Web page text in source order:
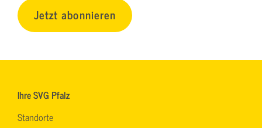
Jetzt abonnieren
Ihre SVG Pfalz
Standorte